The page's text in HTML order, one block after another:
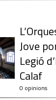
Jove
Legió
Calaf
0 opinions